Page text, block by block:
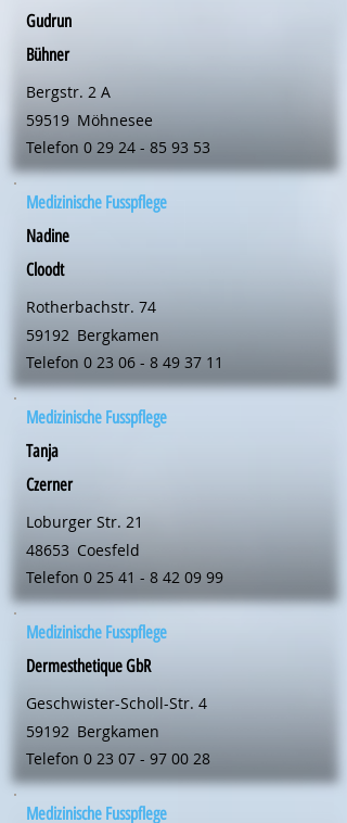
Gudrun
Bühner
Bergstr. 2 A
59519 Möhnesee
Telefon 0 29 24 - 85 93 53
Medizinische Fusspflege
Nadine
Cloodt
Rotherbachstr. 74
59192 Bergkamen
Telefon 0 23 06 - 8 49 37 11
Medizinische Fusspflege
Tanja
Czerner
Loburger Str. 21
48653 Coesfeld
Telefon 0 25 41 - 8 42 09 99
Medizinische Fusspflege
Dermesthetique GbR
Geschwister-Scholl-Str. 4
59192 Bergkamen
Telefon 0 23 07 - 97 00 28
Medizinische Fusspflege